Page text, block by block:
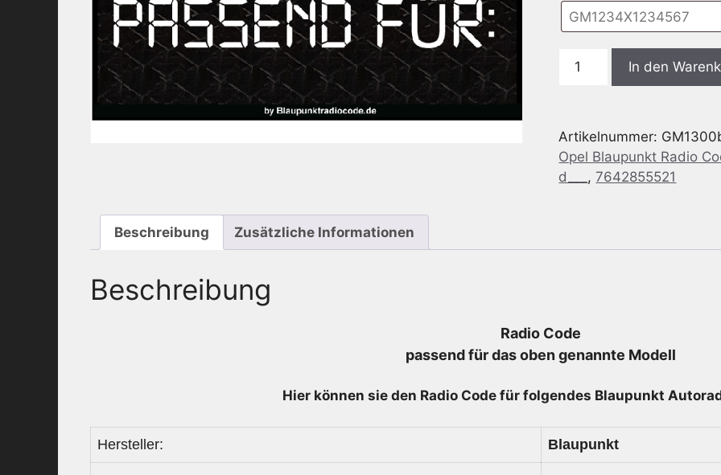
Blaupunkt
300
D
-
In den
Artikelnummer:
Opel Blaupunkt Radio
d___ ,7642855521
Beschreibung Zusätzliche Informationen
Beschreibung
Radio Code
passend für das oben genannte Modell
Hier können sie den Radio Code für folgendes Blaupunkt
Hersteller: Blaupunkt